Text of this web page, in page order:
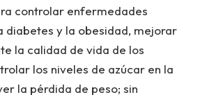
controlar enfermedades
diabetes y la obesidad, mejorar
la calidad de vida de los
los niveles de azúcar en la
la pérdida de peso; sin